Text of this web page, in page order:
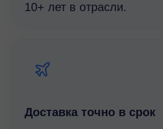
10+ лет в отрасли.
Доставка точно в срок